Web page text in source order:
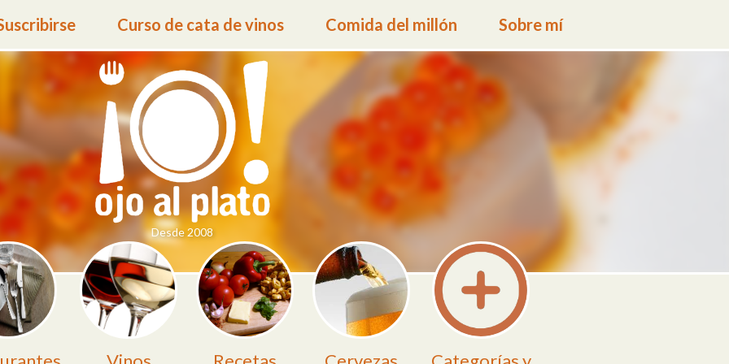
Curso de cata de vinos Comida del millón Sobre mí
Desde 2008